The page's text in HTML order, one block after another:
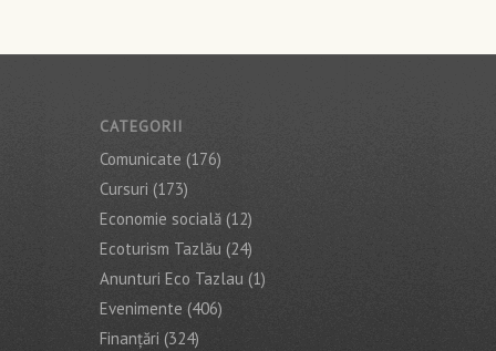
CATEGORII
Comunicate (176)
Cursuri (173)
Economie socială (12)
Ecoturism Tazlău (24)
Anunturi Eco Tazlau (1)
Evenimente (406)
Finanţări (324)